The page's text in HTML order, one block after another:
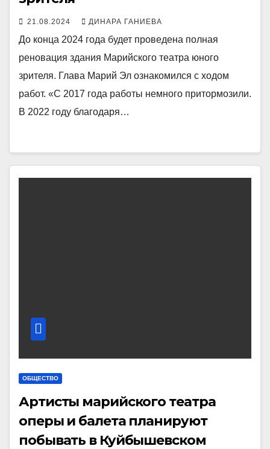
21.08.2024 ДИНАРА ГАНИЕВА
До конца 2024 года будет проведена полная
реновация здания Марийского театра юного
зрителя. Глава Марий Эл ознакомился с ходом
работ. «С 2017 года работы немного притормозили.
В 2022 году благодаря…
ОБЩЕСТВО
Артисты марийского театра
оперы и балета планируют
побывать в Куйбышевском